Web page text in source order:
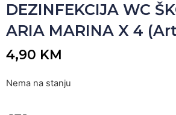
DEZINFEKCIJA WC
ARIA MARINA X 4
4,90 KM
Nema na stanju